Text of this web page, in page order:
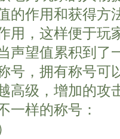
的作用和获得方
用，这样便于玩
声望值累积到了
号，拥有称号可
高级，增加的攻
一样的称号：